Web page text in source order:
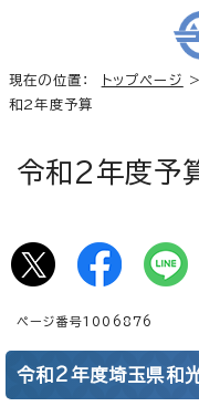
現在の位置： トップページ
和2年度予算
令和2年度予
ページ番号1006876
令和2年度埼玉県和